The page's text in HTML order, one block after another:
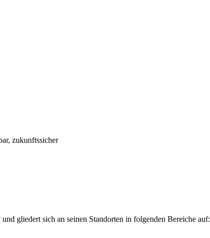
zukunftssicher
gliedert sich an seinen Standorten in folgenden Bereiche auf: